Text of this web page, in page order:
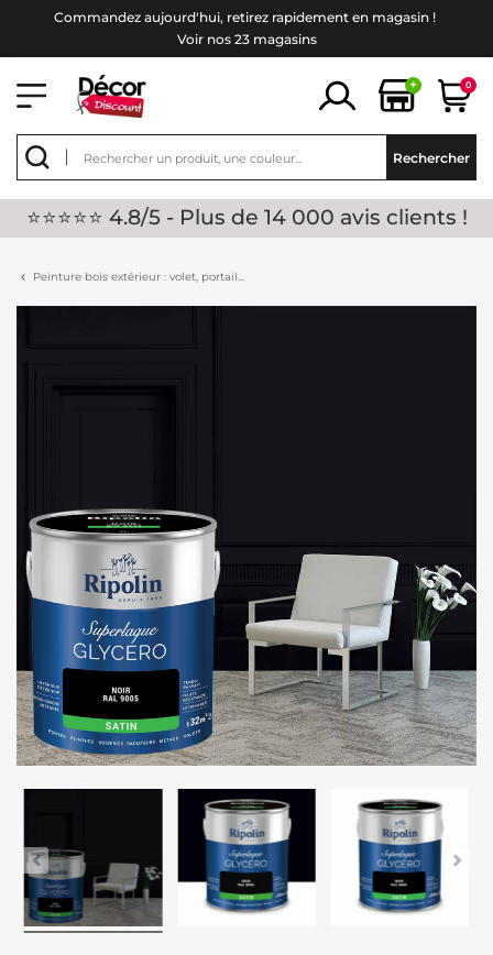
Commandez aujourd'hui, retirez rapidement en magasin !
Voir nos 23 magasins
+ 0
Rechercher
⭐⭐⭐⭐⭐ 4.8/5 - Plus de 14 000 avis clients !
Peinture bois extérieur : volet, portail...